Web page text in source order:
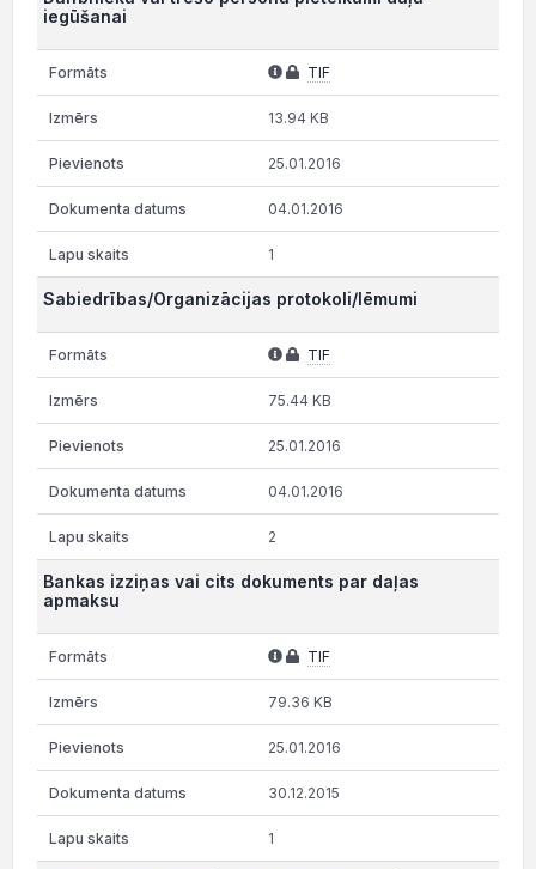
iegūšanai
TIF
13.94 KB
25.01.2016
04.01.2016
1
Sabiedrības/Organizācijas protokoli/lēmumi
TIF
75.44 KB
25.01.2016
04.01.2016
2
Bankas izziņas vai cits dokuments par daļas
apmaksu
TIF
79.36 KB
25.01.2016
30.12.2015
1